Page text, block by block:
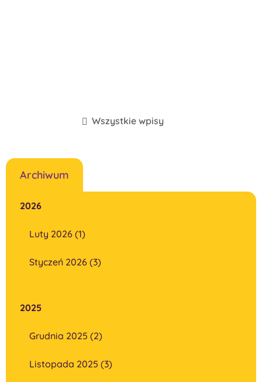
Wszystkie wpisy
Archiwum
2026
Luty 2026 (1)
Styczeń 2026 (3)
2025
Grudnia 2025 (2)
Listopada 2025 (3)